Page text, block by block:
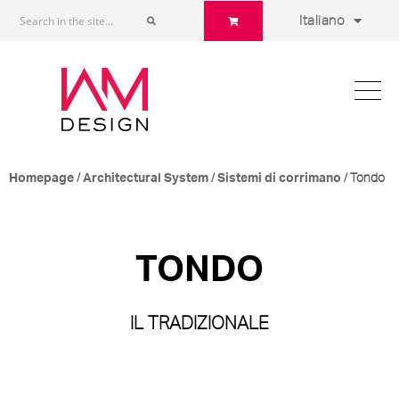
Italiano
Homepage /Architectural System /Sistemi di corrimano / Tondo
TONDO
IL TRADIZIONALE